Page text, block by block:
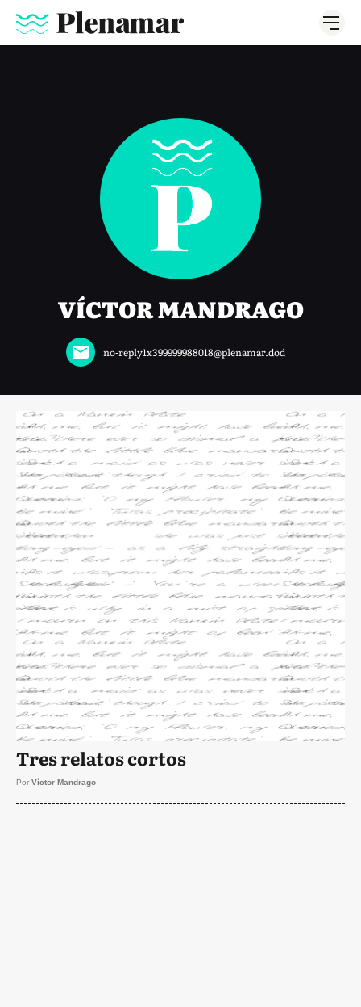
VÍCTOR MANDRAGO
no-reply1x399999988018@plenamar.dod
Tres relatos cortos
Por Víctor Mandrago